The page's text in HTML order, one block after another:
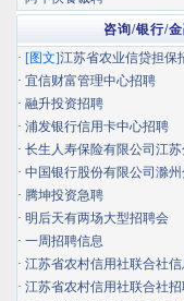
咨询/银行/
· [图文]江苏省农业信贷担保
· 宜信财富管理中心招聘
· 融升投资招聘
· 浦发银行信用卡中心招聘
· 长生人寿保险有限公司江苏
· 中国银行股份有限公司滁州
· 腾坤投资急聘
· 明后天有两场大型招聘会
· 一周招聘信息
· 江苏省农村信用社联合社信
· 江苏省农村信用社联合社招